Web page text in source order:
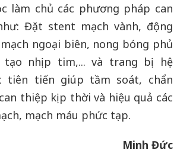
làm chủ các phương pháp can
Đặt stent mạch vành, động
ngoại biên, nong bóng phủ
tạo nhịp tim,... và trang bị hệ
tiên tiến giúp tầm soát, chẩn
thiệp kịp thời và hiệu quả các
mạch máu phức tạp.
Minh Đức